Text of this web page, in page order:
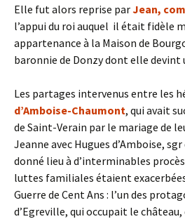
Elle fut alors reprise parJean,
l’appui du roi auquel il était fidèle
appartenance à la Maison de
baronnie de Donzy dont elle
Les partages intervenus entre les
d’Amboise-Chaumont, qui avait
de Saint-Verain par le mariage de
Jeanne avec Hugues d’Amboise,
donné lieu à d’interminables procès
luttes familiales étaient
Guerre de Cent Ans : l’un des
d’Egreville, qui occupait le